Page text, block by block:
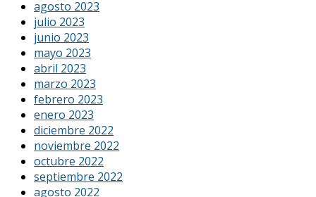
agosto 2023
julio 2023
junio 2023
mayo 2023
abril 2023
marzo 2023
febrero 2023
enero 2023
diciembre 2022
noviembre 2022
octubre 2022
septiembre 2022
agosto 2022